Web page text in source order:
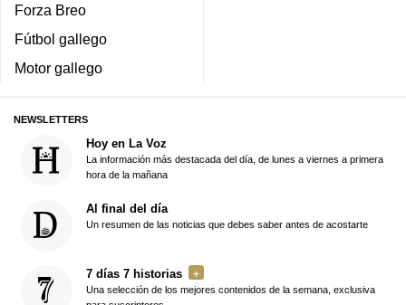
Forza Breo
Fútbol gallego
Motor gallego
NEWSLETTERS
Hoy en La Voz
La información más destacada del día, de lunes a viernes a primera
hora de la mañana
Al final del día
Un resumen de las noticias que debes saber antes de acostarte
7 días 7 historias
Una selección de los mejores contenidos de la semana, exclusiva